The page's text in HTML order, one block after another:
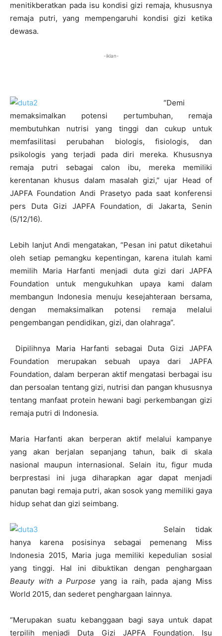
menitikberatkan pada isu kondisi gizi remaja, khususnya
remaja putri, yang mempengaruhi kondisi gizi ketika
dewasa.
-iklan-
“Demi
memaksimalkan potensi pertumbuhan, remaja
membutuhkan nutrisi yang tinggi dan cukup untuk
memfasilitasi perubahan biologis, fisiologis, dan
psikologis yang terjadi pada diri mereka. Khususnya
remaja putri sebagai calon ibu, mereka memiliki
kerentanan khusus dalam masalah gizi,” ujar Head of
JAPFA Foundation Andi Prasetyo pada saat konferensi
pers Duta Gizi JAPFA Foundation, di Jakarta, Senin
(5/12/16).
Lebih lanjut Andi mengatakan, “Pesan ini patut diketahui
oleh setiap pemangku kepentingan, karena itulah kami
memilih Maria Harfanti menjadi duta gizi dari JAPFA
Foundation untuk mengukuhkan upaya kami dalam
membangun Indonesia menuju kesejahteraan bersama,
dengan memaksimalkan potensi remaja melalui
pengembangan pendidikan, gizi, dan olahraga”.
Dipilihnya Maria Harfanti sebagai Duta Gizi JAPFA
Foundation merupakan sebuah upaya dari JAPFA
Foundation, dalam berperan aktif mengatasi berbagai isu
dan persoalan tentang gizi, nutrisi dan pangan khususnya
tentang manfaat protein hewani bagi perkembangan gizi
remaja putri di Indonesia.
Maria Harfanti akan berperan aktif melalui kampanye
yang akan berjalan sepanjang tahun, baik di skala
nasional maupun internasional. Selain itu, figur muda
berprestasi ini juga diharapkan agar dapat menjadi
panutan bagi remaja putri, akan sosok yang memiliki gaya
hidup sehat dan gizi seimbang.
Selain tidak
hanya karena posisinya sebagai pemenang Miss
Indonesia 2015, Maria juga memiliki kepedulian sosial
yang tinggi. Hal ini dibuktikan dengan penghargaan
Beauty with a Purpose yang ia raih, pada ajang Miss
World 2015, dan sederet penghargaan lainnya.
“Merupakan suatu kebanggaan bagi saya untuk dapat
terpilih menjadi Duta Gizi JAPFA Foundation. Isu